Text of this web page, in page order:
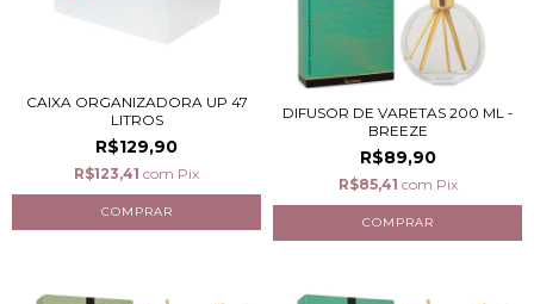
CAIXA ORGANIZADORA UP 47
LITROS
R$129,90
R$123,41 com Pix
DIFUSOR DE VARETAS 200 ML -
BREEZE
R$89,90
R$85,41 com Pix